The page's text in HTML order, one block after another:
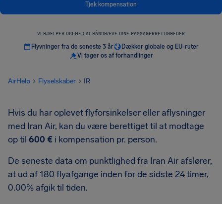
Tjek kompensation
VI HJÆLPER DIG MED AT HÅNDHÆVE DINE PASSAGERRETTIGHEDER
Flyvninger fra de seneste 3 år
Dækker globale og EU-ruter
Vi tager os af forhandlinger
AirHelp Flyselskaber IR
Hvis du har oplevet flyforsinkelser eller aflysninger
med Iran Air, kan du være berettiget til at modtage
op til 600 € i kompensation pr. person.
De seneste data om punktlighed fra Iran Air afslører,
at ud af 180 flyafgange inden for de sidste 24 timer,
0.00% afgik til tiden.